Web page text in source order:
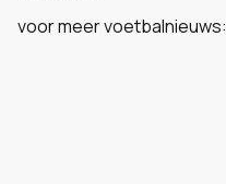
voor meer voetbalnieuws: